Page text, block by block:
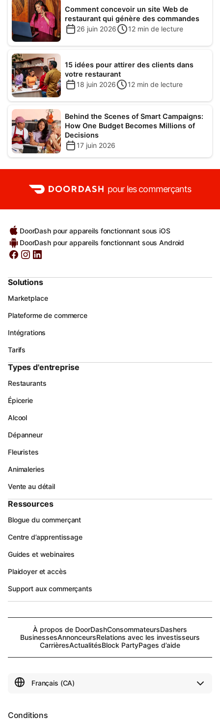
Comment concevoir un site Web de
restaurant qui génère des commandes
26 juin 2026
12 min de lecture
15 idées pour attirer des clients dans
votre restaurant
18 juin 2026
12 min de lecture
Behind the Scenes of Smart Campaigns:
How One Budget Becomes Millions of
Decisions
17 juin 2026
pour les commerçants
DoorDash pour appareils fonctionnant sous iOS
DoorDash pour appareils fonctionnant sous Android
Solutions
Marketplace
Plateforme de commerce
Intégrations
Tarifs
Types d'entreprise
Restaurants
Épicerie
Alcool
Dépanneur
Fleuristes
Animaleries
Vente au détail
Ressources
Blogue du commerçant
Centre d’apprentissage
Guides et webinaires
Plaidoyer et accès
Support aux commerçants
À propos de DoorDashConsommateursDashers
BusinessesAnnonceursRelations avec les investisseurs
CarrièresActualitésBlock PartyPages d’aide
Conditions